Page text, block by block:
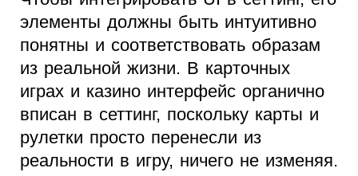
элементы должны быть интуитивно
понятны и соответствовать образам
из реальной жизни. В карточных
играх и казино интерфейс органично
вписан в сеттинг, поскольку карты и
рулетки просто перенесли из
реальности в игру, ничего не изменяя.